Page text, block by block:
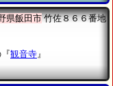
県飯田市竹佐８６６番地
観音寺』